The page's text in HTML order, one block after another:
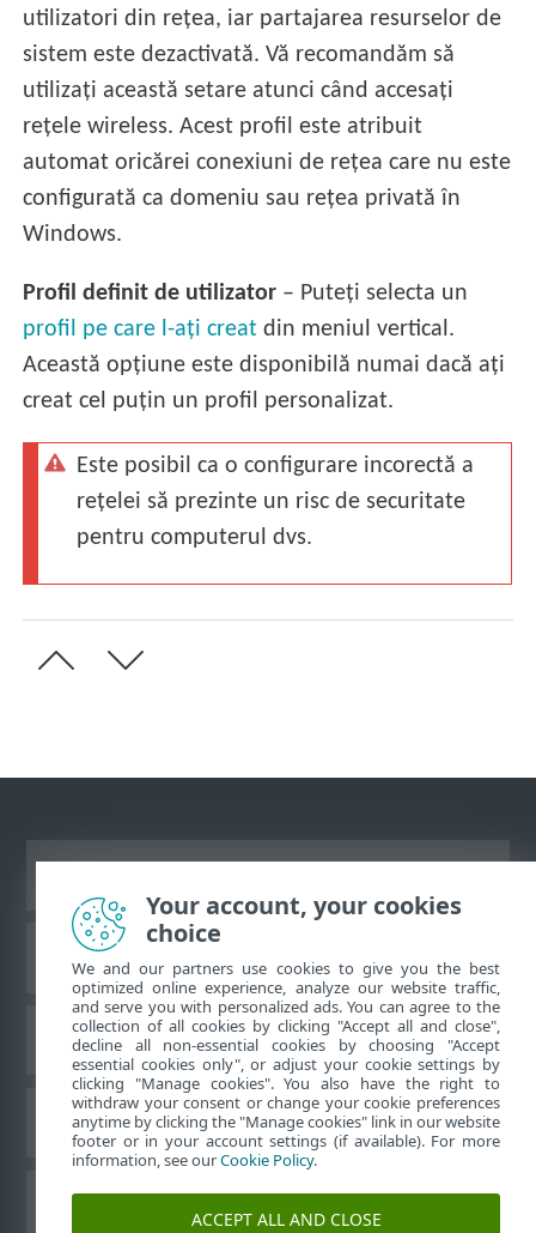
utilizatori din rețea, iar partajarea resurselor de
sistem este dezactivată. Vă recomandăm să
utilizați această setare atunci când accesați
rețele wireless. Acest profil este atribuit
automat oricărei conexiuni de rețea care nu este
configurată ca domeniu sau rețea privată în
Windows.
Profil definit de utilizator – Puteți selecta un
profil pe care l-ați creat din meniul vertical.
Această opțiune este disponibilă numai dacă ați
creat cel puțin un profil personalizat.
Este posibil ca o configurare incorectă a
rețelei să prezinte un risc de securitate
pentru computerul dvs.
Baza de cunoştinţe ESET
Forum ESET
Asistenţă regională
Your account, your cookies
choice
We and our partners use cookies to give you the best
optimized online experience, analyze our website traffic,
and serve you with personalized ads. You can agree to the
collection of all cookies by clicking "Accept all and close",
decline all non-essential cookies by choosing "Accept
essential cookies only", or adjust your cookie settings by
clicking "Manage cookies". You also have the right to
withdraw your consent or change your cookie preferences
anytime by clicking the "Manage cookies" link in our website
footer or in your account settings (if available). For more
information, see ourCookie Policy.
ACCEPT ALL AND CLOSE